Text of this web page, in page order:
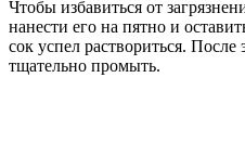
Чтобы избавиться от
нанести его на пятно и
сок успел раствориться. После
тщательно промыть.